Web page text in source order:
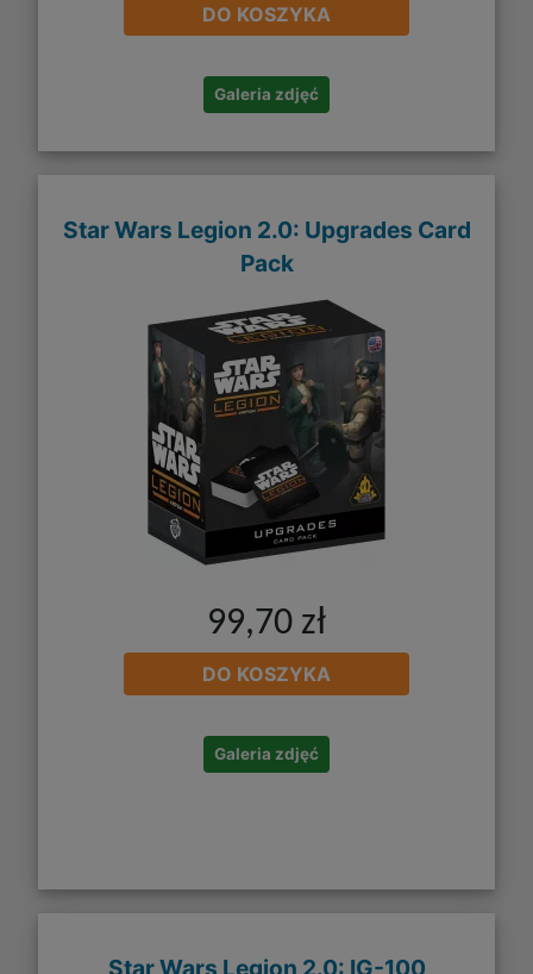
DO KOSZYKA
Galeria zdjęć
Star Wars Legion 2.0: Upgrades Card
Pack
99,70 zł
DO KOSZYKA
Galeria zdjęć
Star Wars Legion 2.0: IG-100